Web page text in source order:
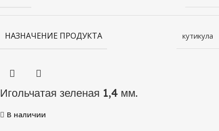
НАЗНАЧЕНИЕ ПРОДУКТА кутикула
Игольчатая зеленая 1,4 мм.
В наличии